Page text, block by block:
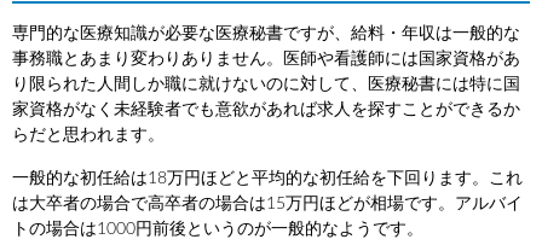
専門的な医療知識が必要な医療秘書ですが、給料・年収は一般的な
事務職とあまり変わりありません。医師や看護師には国家資格があ
り限られた人間しか職に就けないのに対して、医療秘書には特に国
家資格がなく未経験者でも意欲があれば求人を探すことができるか
らだと思われます。
一般的な初任給は18万円ほどと平均的な初任給を下回ります。これ
は大卒者の場合で高卒者の場合は15万円ほどが相場です。アルバイ
トの場合は1000円前後というのが一般的なようです。